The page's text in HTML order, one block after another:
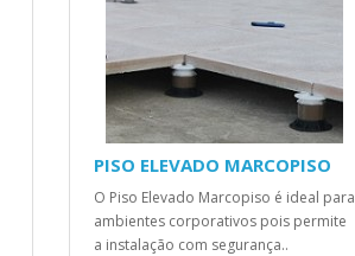
PISO ELEVADO MARCOPISO
O Piso Elevado Marcopiso é ideal para
ambientes corporativos pois permite
a instalação com segurança..